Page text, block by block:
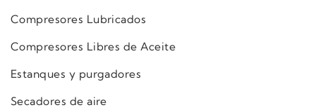
Compresores Lubricados
Compresores Libres de Aceite
Estanques y purgadores
Secadores de aire